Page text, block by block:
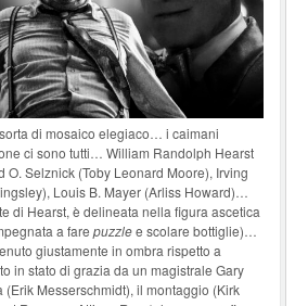
di mosaico elegiaco… i caimani
ci sono tutti… William Randolph Hearst
O. Selznick (Toby Leonard Moore), Irving
Louis B. Mayer (Arliss Howard)…
di Hearst, è delineata nella figura ascetica
a fare puzzlee scolare bottiglie)…
giustamente in ombra rispetto a
in stato di grazia da un magistrale Gary
Messerschmidt), il montaggio (Kirk